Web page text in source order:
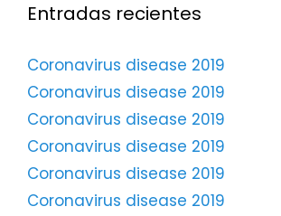
Entradas recientes
Coronavirus disease 2019
Coronavirus disease 2019
Coronavirus disease 2019
Coronavirus disease 2019
Coronavirus disease 2019
Coronavirus disease 2019